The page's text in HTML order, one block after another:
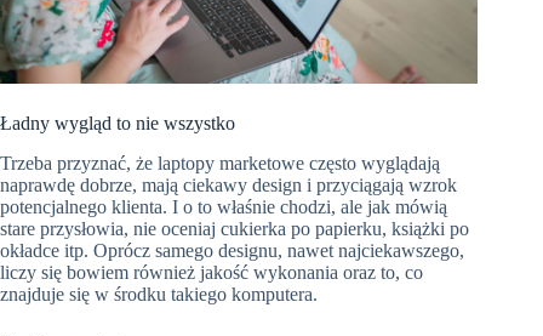
Ładny wygląd to nie wszystko
Trzeba przyznać, że laptopy marketowe często wyglądają
naprawdę dobrze, mają ciekawy design i przyciągają wzrok
potencjalnego klienta. I o to właśnie chodzi, ale jak mówią
stare przysłowia, nie oceniaj cukierka po papierku, książki po
okładce itp. Oprócz samego designu, nawet najciekawszego,
liczy się bowiem również jakość wykonania oraz to, co
znajduje się w środku takiego komputera.